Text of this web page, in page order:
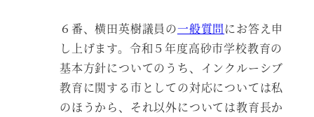
６番、横田英樹議員の一般質問にお答え申
し上げます。令和５年度高砂市学校教育の
基本方針についてのうち、インクルーシブ
教育に関する市としての対応については私
のほうから、それ以外については教育長か